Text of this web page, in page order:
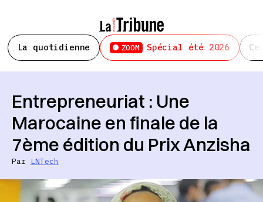
La quotidienne ZOOM Spécial été 2026
Entrepreneuriat : Une
Marocaine en finale de la
7ème édition du Prix Anzisha
Par LNTech